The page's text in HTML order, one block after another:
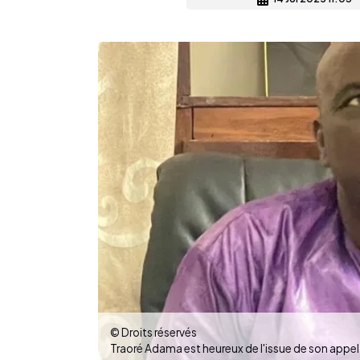
© Droits réservés
Traoré Adama est heureux de l'issue de son